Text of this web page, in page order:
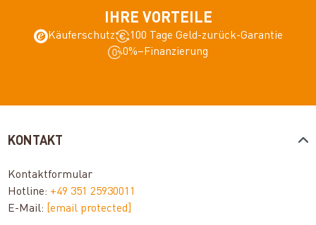
IHRE VORTEILE
Käuferschutz
100 Tage Geld-zurück-Garantie
0%–Finanzierung
KONTAKT
Kontaktformular
Hotline: +49 351 25930011
E-Mail:
[email protected]